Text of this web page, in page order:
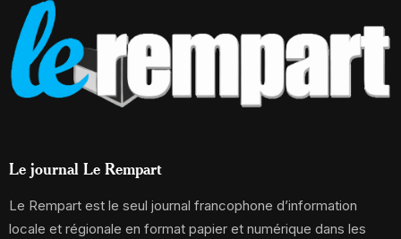
Le journal Le Rempart
Le Rempart est le seul journal francophone d’information
locale et régionale en format papier et numérique dans les